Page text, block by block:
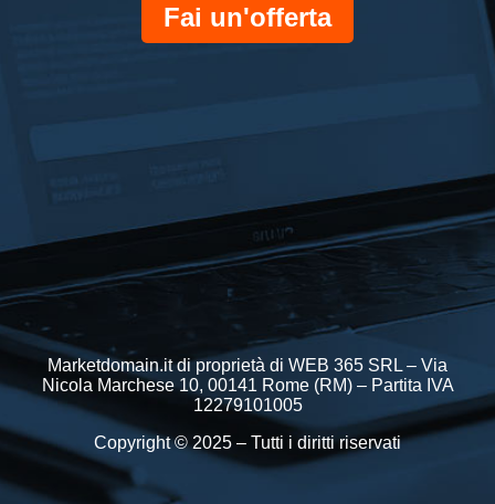
Fai un'offerta
Marketdomain.it di proprietà di WEB 365 SRL – Via
Nicola Marchese 10, 00141 Rome (RM) – Partita IVA
12279101005
Copyright © 2025 – Tutti i diritti riservati